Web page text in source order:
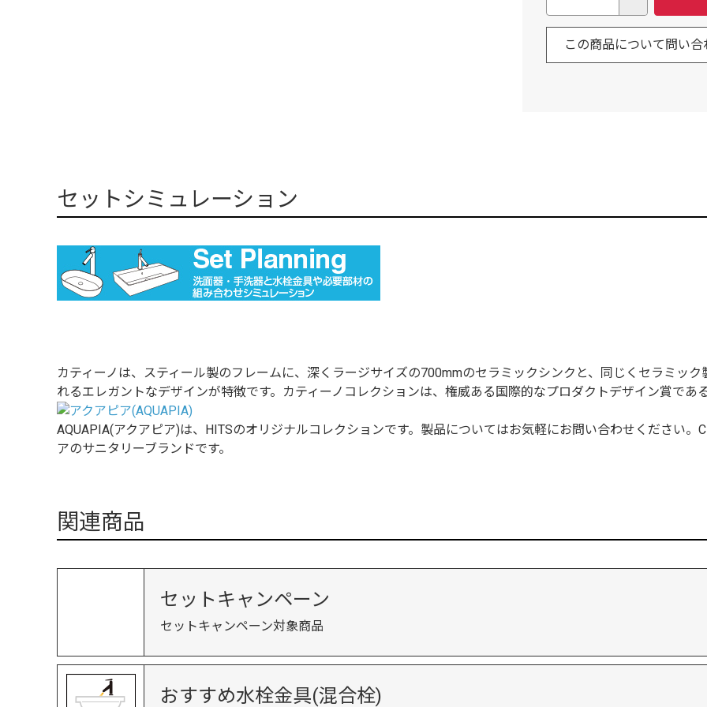
この商品について問い合
セットシミュレーション
カティーノは、スティール製のフレームに、深くラージサイズの700mmのセラミックシンクと、同じくセラミッ
れるエレガントなデザインが特徴です。カティーノコレクションは、権威ある国際的なプロダクトデザイン賞であ
AQUAPIA(アクアピア)は、HITSのオリジナルコレクションです。製品についてはお気軽にお問い合わせください。
アのサニタリーブランドです。
関連商品
セットキャンペーン
セットキャンペーン対象商品
おすすめ水栓金具(混合栓)